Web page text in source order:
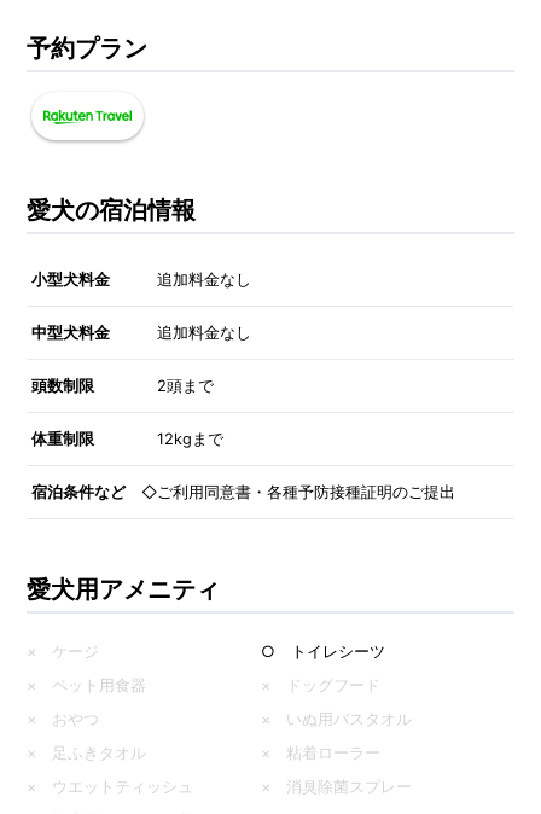
予約プラン
愛犬の宿泊情報
小型犬料金 追加料金なし
中型犬料金 追加料金なし
頭数制限 2頭まで
体重制限 12kgまで
宿泊条件など ◇ご利用同意書・各種予防接種証明のご提出
愛犬用アメニティ
× ケージ
○ トイレシーツ
× ペット用食器
× ドッグフード
× おやつ
× いぬ用バスタオル
× 足ふきタオル
× 粘着ローラー
× ウエットティッシュ
× 消臭除菌スプレー